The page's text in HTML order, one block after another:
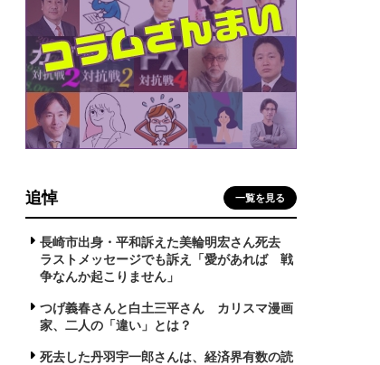
追悼 一覧を見る
長崎市出身・平和訴えた美輪明宏さん死去
ラストメッセージでも訴え「愛があれば 戦
争なんか起こりません」
つげ義春さんと白土三平さん カリスマ漫画
家、二人の「違い」とは？
死去した丹羽宇一郎さんは、経済界有数の読